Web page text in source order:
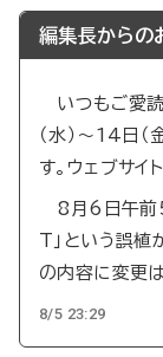
編集長からの
いつもご愛読
（水）～14日
す。ウェブサイ
8月6日午前5
T」という誤植
の内容に変更
8/5 23:29